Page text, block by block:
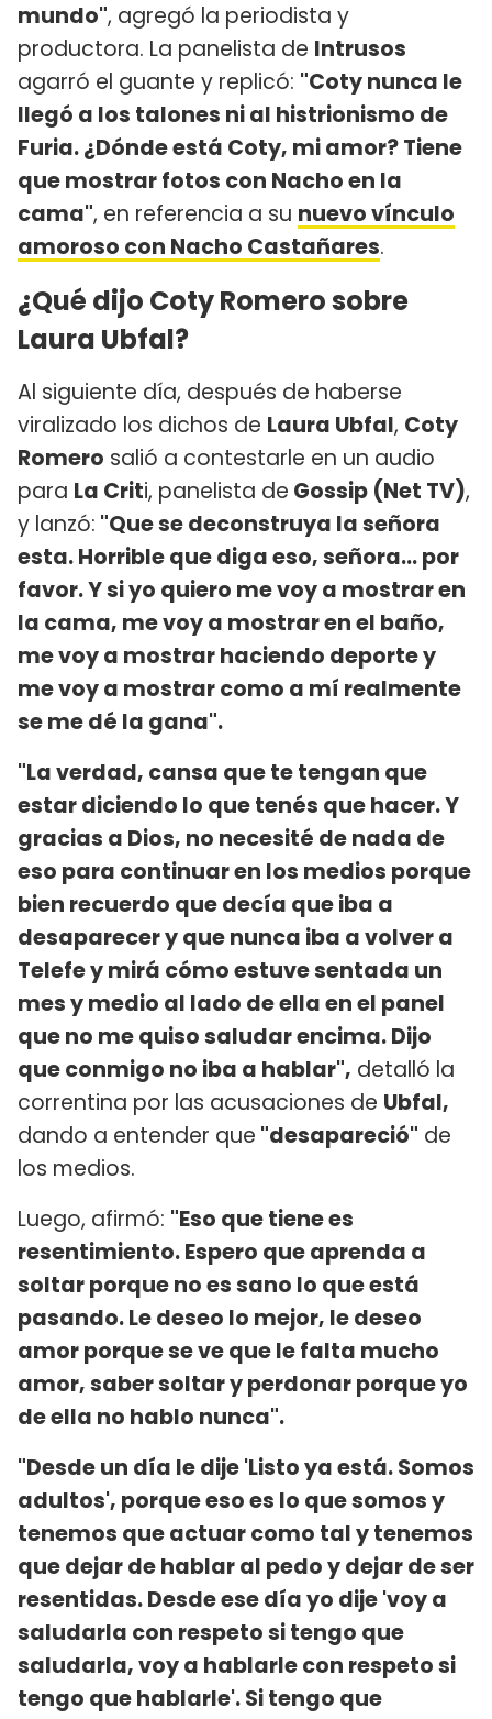
mundo", agregó la periodista y
productora. La panelista de Intrusos
agarró el guante y replicó: "Coty nunca le
llegó a los talones ni al histrionismo de
Furia. ¿Dónde está Coty, mi amor? Tiene
que mostrar fotos con Nacho en la
cama", en referencia a su nuevo vínculo
amoroso con Nacho Castañares.
¿Qué dijo Coty Romero sobre
Laura Ubfal?
Al siguiente día, después de haberse
viralizado los dichos de Laura Ubfal, Coty
Romero salió a contestarle en un audio
para La Criti, panelista de Gossip (Net TV),
y lanzó: "Que se deconstruya la señora
esta. Horrible que diga eso, señora... por
favor. Y si yo quiero me voy a mostrar en
la cama, me voy a mostrar en el baño,
me voy a mostrar haciendo deporte y
me voy a mostrar como a mí realmente
se me dé la gana".
"La verdad, cansa que te tengan que
estar diciendo lo que tenés que hacer. Y
gracias a Dios, no necesité de nada de
eso para continuar en los medios porque
bien recuerdo que decía que iba a
desaparecer y que nunca iba a volver a
Telefe y mirá cómo estuve sentada un
mes y medio al lado de ella en el panel
que no me quiso saludar encima. Dijo
que conmigo no iba a hablar", detalló la
correntina por las acusaciones de Ubfal,
dando a entender que "desapareció" de
los medios.
Luego, afirmó: "Eso que tiene es
resentimiento. Espero que aprenda a
soltar porque no es sano lo que está
pasando. Le deseo lo mejor, le deseo
amor porque se ve que le falta mucho
amor, saber soltar y perdonar porque yo
de ella no hablo nunca".
"Desde un día le dije 'Listo ya está. Somos
adultos', porque eso es lo que somos y
tenemos que actuar como tal y tenemos
que dejar de hablar al pedo y dejar de ser
resentidas. Desde ese día yo dije 'voy a
saludarla con respeto si tengo que
saludarla, voy a hablarle con respeto si
tengo que hablarle'. Si tengo que